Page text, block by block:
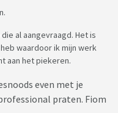
al aangevraagd. Het is
waardoor ik mijn werk
aan het piekeren.
even met je
praten. Fiom